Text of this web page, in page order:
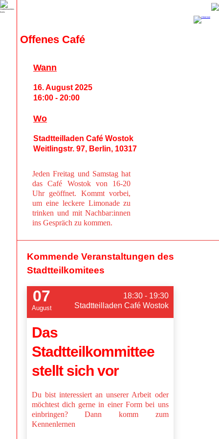
Offenes Café
Jeden Freitag und Samstag hat
das Café Wostok von 16-20
Uhr geöffnet. Kommt vorbei,
um eine leckere Limonade zu
trinken und mit Nachbar:innen
ins Gespräch zu kommen.
Wann
16. August 2025
16:00 - 20:00
Wo
Stadtteilladen Café Wostok
Weitlingstr. 97, Berlin, 10317
Kommende Veranstaltungen des
Stadtteilkomitees
07
August
18:30 - 19:30
Stadtteilladen Café Wostok
Das
Stadtteilkommittee
stellt sich vor
Du bist interessiert an unserer Arbeit oder
möchtest dich gerne in einer Form bei uns
einbringen? Dann komm zum
Kennenlernen